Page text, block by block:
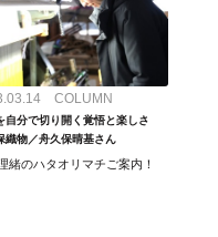
COLUMN
自分で切り開く覚悟と楽しさ
織物／舟久保晴基さん
緒のハタオリマチご案内！